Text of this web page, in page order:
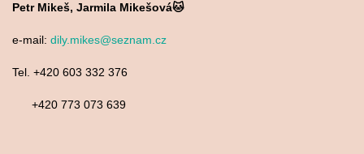
Petr Mikeš, Jarmila Mikešová🐱
e-mail: dily.mikes@seznam.cz
Tel. +420 603 332 376
+420 773 073 639